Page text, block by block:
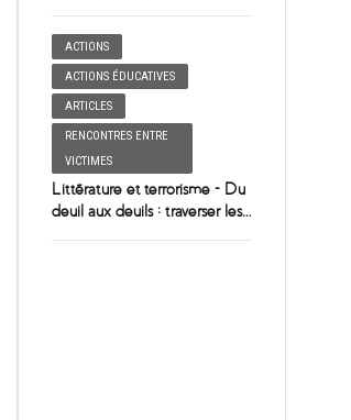
ACTIONS
ACTIONS ÉDUCATIVES
ARTICLES
RENCONTRES ENTRE
VICTIMES
Littérature et terrorisme – Du
deuil aux deuils : traverser les